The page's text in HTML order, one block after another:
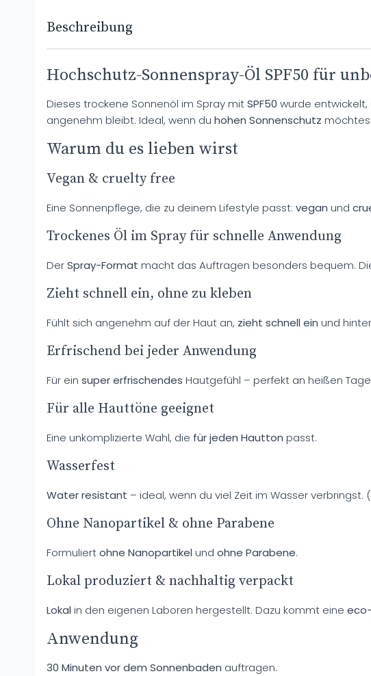
Beschreibung
Hochschutz-Sonnenspray-Öl SPF50 für
Dieses trockene Sonnenöl im Spray mitSPF50 wurde
angenehm bleibt. Ideal, wenn du hohen Sonnenschutz
Warum du es lieben wirst
Vegan & cruelty free
Eine Sonnenpflege, die zu deinem Lifestyle passt: vegan und
Trockenes Öl im Spray für schnelle Anwendung
DerSpray-Format macht das Auftragen besonders bequem.
Zieht schnell ein, ohne zu kleben
Fühlt sich angenehm auf der Haut an, zieht schnell ein und
Erfrischend bei jeder Anwendung
Für ein super erfrischendes Hautgefühl – perfekt an heißen
Für alle Hauttöne geeignet
Eine unkomplizierte Wahl, die für jeden Hautton passt.
Wasserfest
Water resistant – ideal, wenn du viel Zeit im Wasser
Ohne Nanopartikel & ohne Parabene
Formuliertohne Nanopartikel und ohne Parabene.
Lokal produziert & nachhaltig verpackt
Lokal in den eigenen Laboren hergestellt. Dazu kommt eine
Anwendung
30 Minuten vor dem Sonnenbaden auftragen.